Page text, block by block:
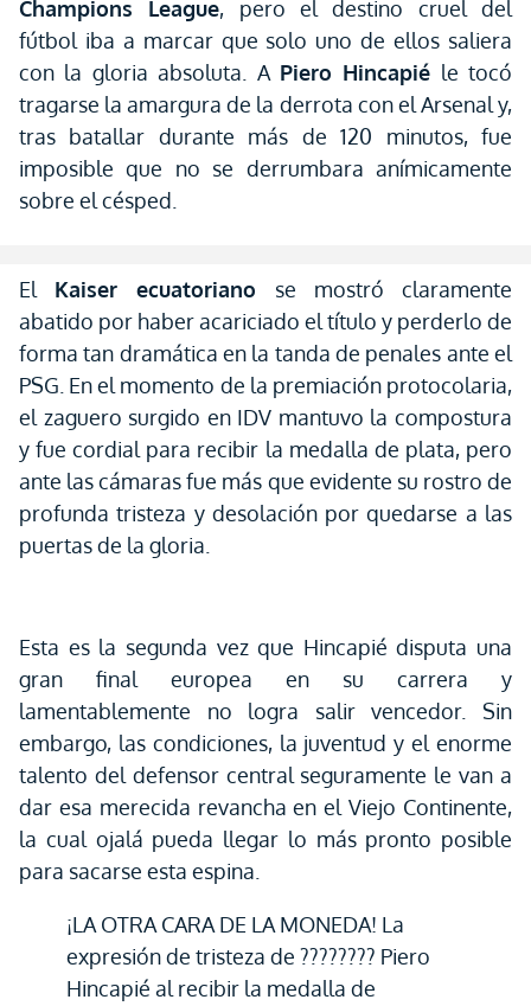
Champions League, pero el destino cruel del
fútbol iba a marcar que solo uno de ellos saliera
con la gloria absoluta. A Piero Hincapié le tocó
tragarse la amargura de la derrota con el Arsenal y,
tras batallar durante más de 120 minutos, fue
imposible que no se derrumbara anímicamente
sobre el césped.
El Kaiser ecuatoriano se mostró claramente
abatido por haber acariciado el título y perderlo de
forma tan dramática en la tanda de penales ante el
PSG. En el momento de la premiación protocolaria,
el zaguero surgido en IDV mantuvo la compostura
y fue cordial para recibir la medalla de plata, pero
ante las cámaras fue más que evidente su rostro de
profunda tristeza y desolación por quedarse a las
puertas de la gloria.
Esta es la segunda vez que Hincapié disputa una
gran final europea en su carrera y
lamentablemente no logra salir vencedor. Sin
embargo, las condiciones, la juventud y el enorme
talento del defensor central seguramente le van a
dar esa merecida revancha en el Viejo Continente,
la cual ojalá pueda llegar lo más pronto posible
para sacarse esta espina.
¡LA OTRA CARA DE LA MONEDA! La
expresión de tristeza de ???????? Piero
Hincapié al recibir la medalla de